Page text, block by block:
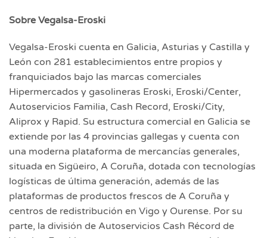
Sobre Vegalsa-Eroski
Vegalsa-Eroski cuenta en Galicia, Asturias y Castilla y
León con 281 establecimientos entre propios y
franquiciados bajo las marcas comerciales
Hipermercados y gasolineras Eroski, Eroski/Center,
Autoservicios Familia, Cash Record, Eroski/City,
Aliprox y Rapid. Su estructura comercial en Galicia se
extiende por las 4 provincias gallegas y cuenta con
una moderna plataforma de mercancías generales,
situada en Sigüeiro, A Coruña, dotada con tecnologías
logísticas de última generación, además de las
plataformas de productos frescos de A Coruña y
centros de redistribución en Vigo y Ourense. Por su
parte, la división de Autoservicios Cash Récord de